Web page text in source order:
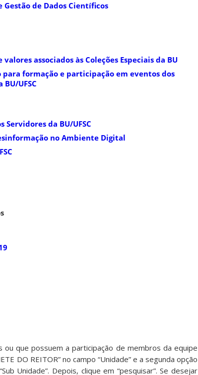
Gestão de Dados Científicos
associados às Coleções Especiais da BU
formação e participação em eventos dos
UFSC
da BU/UFSC
no Ambiente Digital
que possuem a participação de membros da equipe
DO REITOR” no campo “Unidade” e a segunda opção
Unidade”. Depois, clique em “pesquisar”. Se desejar